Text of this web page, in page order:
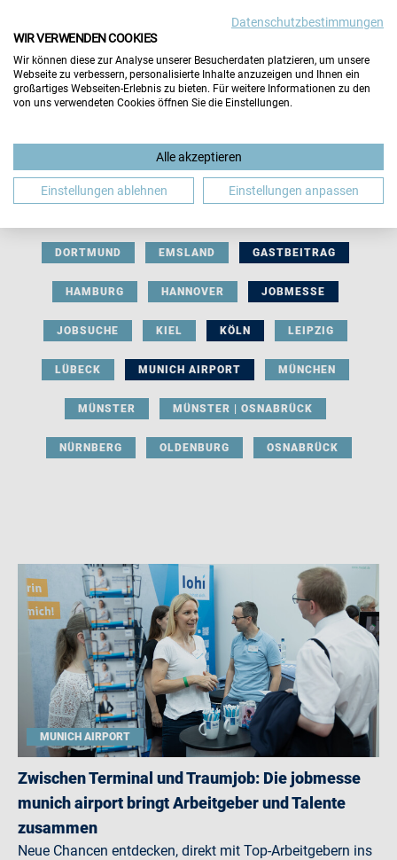
BERUFLICHE ORIENTIERUNG BEWERBUNG
DORTMUND EMSLAND GASTBEITRAG
HAMBURG HANNOVER JOBMESSE
JOBSUCHE KIEL KÖLN LEIPZIG
LÜBECK MUNICH AIRPORT MÜNCHEN
MÜNSTER MÜNSTER | OSNABRÜCK
NÜRNBERG OLDENBURG OSNABRÜCK
MUNICH AIRPORT
Zwischen Terminal und Traumjob: Die jobmesse
munich airport bringt Arbeitgeber und Talente
zusammen
Neue Chancen entdecken, direkt mit Top-Arbeitgebern ins
Datenschutzbestimmungen
WIR VERWENDEN COOKIES
Wir können diese zur Analyse unserer Besucherdaten platzieren, um unsere
Webseite zu verbessern, personalisierte Inhalte anzuzeigen und Ihnen ein
großartiges Webseiten-Erlebnis zu bieten. Für weitere Informationen zu den
von uns verwendeten Cookies öffnen Sie die Einstellungen.
Alle akzeptieren
Einstellungen ablehnen Einstellungen anpassen